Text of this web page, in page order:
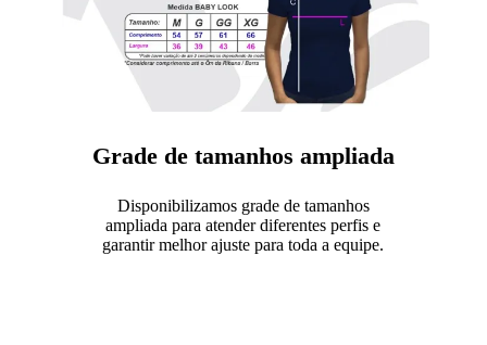
Grade de tamanhos ampliada
Disponibilizamos grade de tamanhos
ampliada para atender diferentes perfis e
garantir melhor ajuste para toda a equipe.